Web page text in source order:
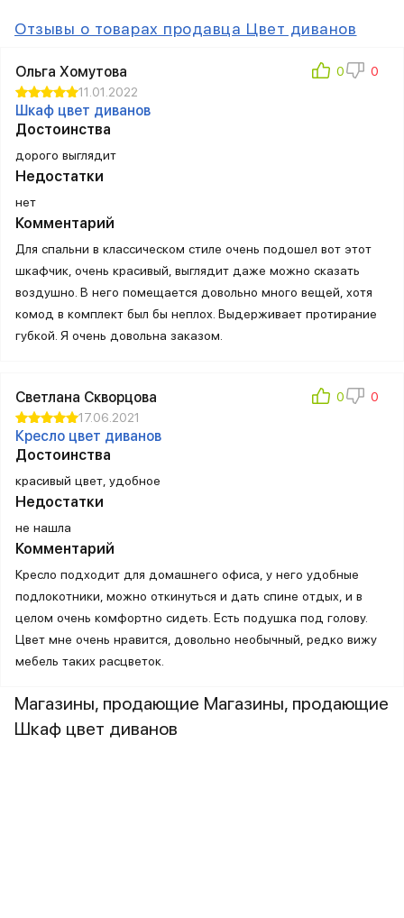
Отзывы о товарах продавца Цвет диванов
Ольга Хомутова
11.01.2022
Шкаф цвет диванов
Достоинства
дорого выглядит
Недостатки
нет
Комментарий
Для спальни в классическом стиле очень подошел вот этот
шкафчик, очень красивый, выглядит даже можно сказать
воздушно. В него помещается довольно много вещей, хотя
комод в комплект был бы неплох. Выдерживает протирание
губкой. Я очень довольна заказом.
Светлана Скворцова
17.06.2021
Кресло цвет диванов
Достоинства
красивый цвет, удобное
Недостатки
не нашла
Комментарий
Кресло подходит для домашнего офиса, у него удобные
подлокотники, можно откинуться и дать спине отдых, и в
целом очень комфортно сидеть. Есть подушка под голову.
Цвет мне очень нравится, довольно необычный, редко вижу
мебель таких расцветок.
Магазины, продающие Магазины, продающие
Шкаф цвет диванов